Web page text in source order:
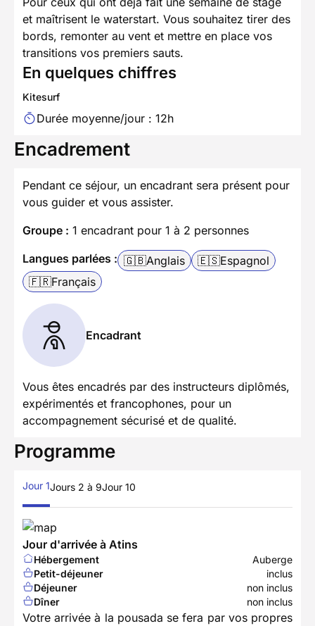
et maîtrisent le waterstart. Vous souhaitez tirer des
bords, remonter au vent et mettre en place vos
transitions vos premiers sauts.
En quelques chiffres
Kitesurf
Durée moyenne/jour : 12h
Encadrement
Pendant ce séjour, un encadrant sera présent pour
vous guider et vous assister.
Groupe : 1 encadrant pour 1 à 2 personnes
Langues parlées : 🇬🇧Anglais 🇪🇸Espagnol
🇫🇷Français
Encadrant
Vous êtes encadrés par des instructeurs diplômés,
expérimentés et francophones, pour un
accompagnement sécurisé et de qualité.
Programme
Jour 1Jours 2 à 9Jour 10
Jour d'arrivée à Atins
Hébergement
Auberge
Petit-déjeuner
inclus
Déjeuner
non inclus
Dîner
non inclus
Votre arrivée à la pousada se fera par vos propres